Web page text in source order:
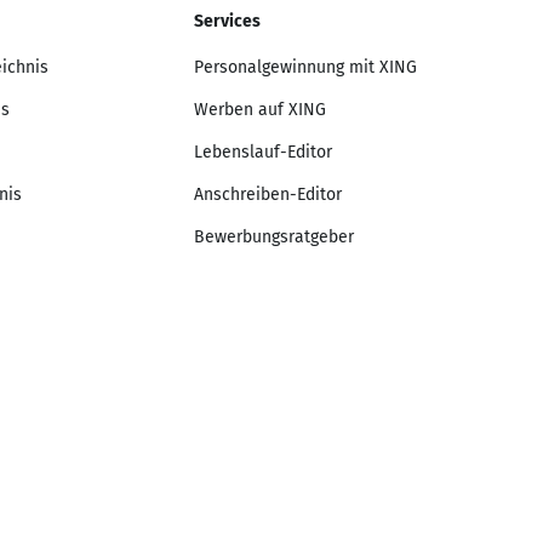
Services
Personalgewinnung mit XING
Werben auf XING
Lebenslauf-Editor
Anschreiben-Editor
Bewerbungsratgeber